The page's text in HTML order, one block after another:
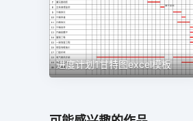
进度计划1甘特图excel模板